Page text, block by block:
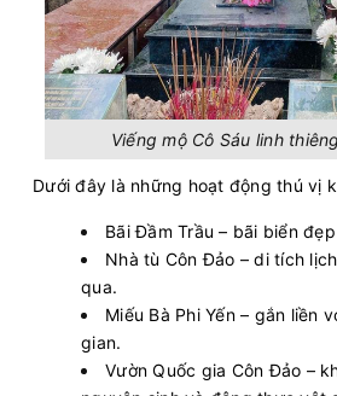
Viếng mộ Cô Sáu linh
Dưới đây là những hoạt động thú vị
Bãi Đầm Trầu – bãi biển
Nhà tù Côn Đảo – di tích
qua.
Miếu Bà Phi Yến – gắn liền
gian.
Vườn Quốc gia Côn Đảo –